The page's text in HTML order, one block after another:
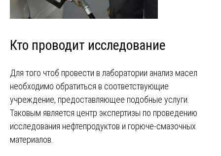
Кто проводит исследование
Для того чтоб провести в лаборатории анализ масел
необходимо обратиться в соответствующие
учреждение, предоставляющее подобные услуги.
Таковым является центр экспертизы по проведению
исследования нефтепродуктов и горюче-смазочных
материалов.